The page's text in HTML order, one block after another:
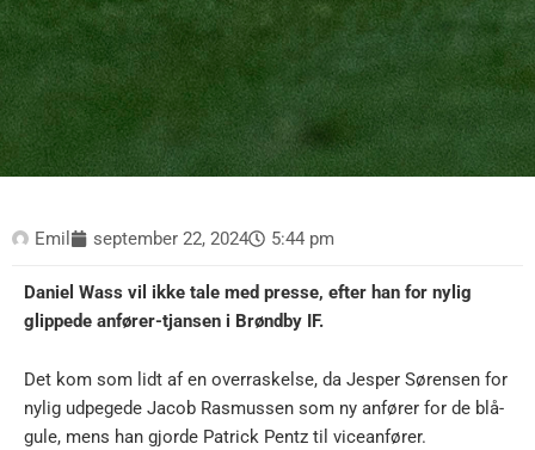
Emil september 22, 2024 5:44 pm
Daniel Wass vil ikke tale med presse, efter han for nylig
glippede anfører-tjansen i Brøndby IF.
Det kom som lidt af en overraskelse, da Jesper Sørensen for
nylig udpegede Jacob Rasmussen som ny anfører for de blå-
gule, mens han gjorde Patrick Pentz til viceanfører.